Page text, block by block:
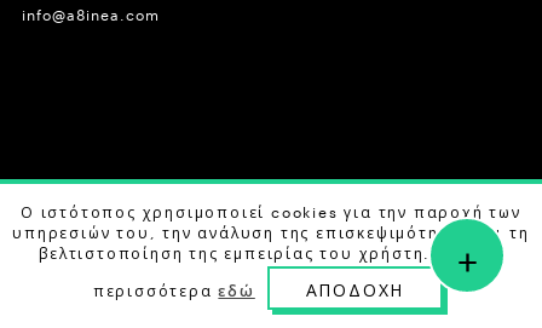
info@a8inea.com
COPYRIGHT © 2026 αθηΝΕΑ, ALL RIGHTS RESERVED.
DESIGN BY G DESIGN STUDIO. DEVELOPED BYB LABS
Ο ιστότοπος χρησιμοποιεί cookies για την παροχή των
υπηρεσιών του, την ανάλυση της επισκεψιμότητας και τη
βελτιστοποίηση της εμπειρίας του χρήστη. Μάθετε
περισσότεραεδώ ΑΠΟΔΟΧΗ
+